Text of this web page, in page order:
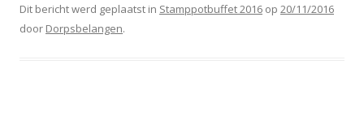
Dit bericht werd geplaatst in Stamppotbuffet 2016 op 20/11/2016
door Dorpsbelangen.